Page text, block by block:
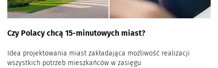
Czy Polacy chcą 15-minutowych miast?
Idea projektowania miast zakładająca możliwość realizacji
wszystkich potrzeb mieszkańców w zasięgu